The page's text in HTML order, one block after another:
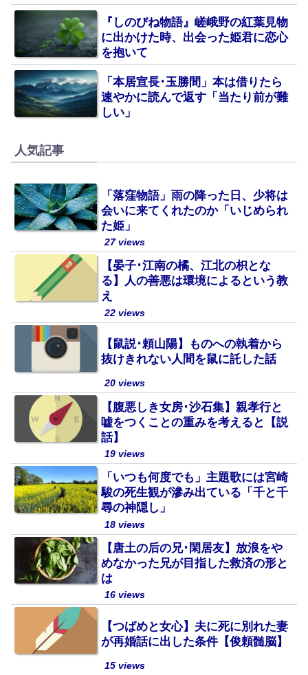
『しのびね物語』嵯峨野の紅葉見物
に出かけた時、出会った姫君に恋心
を抱いて
「本居宣長･玉勝間」本は借りたら
速やかに読んで返す「当たり前が難
しい」
人気記事
「落窪物語」雨の降った日、少将は
会いに来てくれたのか「いじめられ
た姫」
27 views
【晏子･江南の橘、江北の枳とな
る】人の善悪は環境によるという教
え
22 views
【鼠説･頼山陽】ものへの執着から
抜けきれない人間を鼠に託した話
20 views
【腹悪しき女房･沙石集】親孝行と
嘘をつくことの重みを考えると【説
話】
19 views
「いつも何度でも」主題歌には宮崎
駿の死生観が滲み出ている「千と千
尋の神隠し」
18 views
【唐土の后の兄･閑居友】放浪をや
めなかった兄が目指した救済の形と
は
16 views
【つばめと女心】夫に死に別れた妻
が再婚話に出した条件【俊頼髄脳】
15 views